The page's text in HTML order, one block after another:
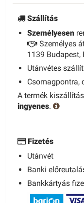
Szállítás
Személyesen
Személyes
1139 Budapest,
Utánvétes
Csomagpontra,
A termék
ingyenes.
Fizetés
Utánvét
Banki
Bankkártyás